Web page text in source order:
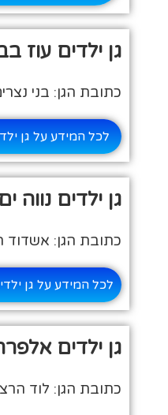
גן ילדים עוז
כתובת הגן: בני
לכל המידע על גן
גן ילדים נווה
כתובת הגן: אשדוד
לכל המידע על גן
גן ילדים
כתובת הגן: לוד הרצל